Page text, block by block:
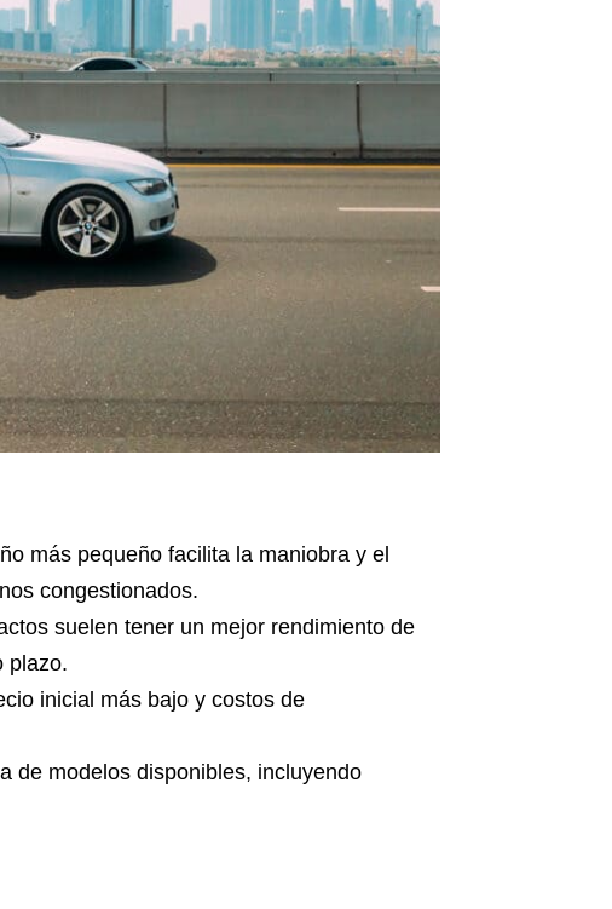
más pequeño facilita la maniobra y el
congestionados.
suelen tener un mejor rendimiento de
plazo.
inicial más bajo y costos de
de modelos disponibles, incluyendo